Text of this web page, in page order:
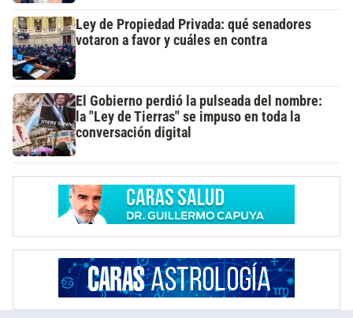
Ley de Propiedad Privada: qué senadores
votaron a favor y cuáles en contra
El Gobierno perdió la pulseada del nombre:
la "Ley de Tierras" se impuso en toda la
conversación digital